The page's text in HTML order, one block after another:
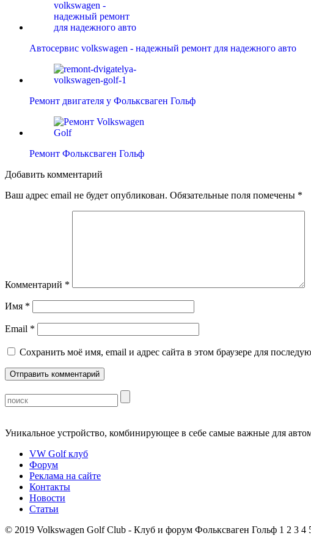
Автосервис volkswagen - надежный ремонт для надежного авто
Ремонт двигателя у Фольксваген Гольф
Ремонт Фольксваген Гольф
Добавить комментарий
Ваш адрес email не будет опубликован. Обязательные поля помечены *
Комментарий *
Имя *
Email *
Сохранить моё имя, email и адрес сайта в этом браузере для
Уникальное устройство, комбинирующее в себе самые важные для
VW Golf клуб
Форум
Реклама на сайте
Контакты
Новости
Статьи
© 2019 Volkswagen Golf Club - Клуб и форум Фольксваген Гольф 1 2 3